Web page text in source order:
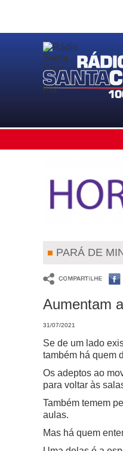
PARÁ DE
Aumentam
31/07/2021
Se de um lado
também há quem
Os adeptos ao
para voltar às
Também temem
aulas.
Mas há quem